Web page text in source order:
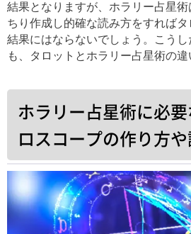
結果となりますが、ホラリー占星
ちり作成し的確な読み方をすれば
結果にはならないでしょう。こう
も、タロットとホラリー占星術の違
ホラリー占星術に必
ロスコープの作り方